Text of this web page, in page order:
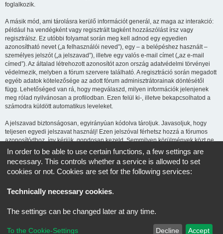
foglalkozik.
A másik mód, ami tárolásra kerülő információt generál, az maga az interakció:
például ha vendégként vagy regisztrált tagként hozzászólást írsz vagy
regisztrálsz. Ez utóbbi folyamat során meg kell adnod egy egyedien
azonosítható nevet („a felhasználói neved”), egy – a belépéshez használt –
személyes jelszót („a jelszavad”), illetve egy valós e-mail címet („az e-mail
címed”). Az általad létrehozott azonosítót azon ország adatvédelmi törvényei
védelmezik, melyben a fórum szervere található. A regisztráció során megadott
egyéb adatok kötelezősége az adott fórum adminisztrátorainak döntésétől
függ. Lehetőséged van rá, hogy megválaszd, milyen információk jelenjenek
meg rólad nyilvánosan a profilodban. Ezen felül ki-, illetve bekapcsolhatod a
számodra küldött automatikus leveleket.
A jelszavad biztonságosan, egyirányúan kódolva tároljuk. Javasoljuk, hogy
teljesen egyedi jelszavat használj! Ezen jelszóval férhetsz hozzá a fórumos
azonosítódhoz, így kérjük, gondosan kezeld. Semmilyen körülmények közt ne
add ki harmadik személynek, még ha az az oldal üzemeltetője is, vagy ha a
phpBB-vel kapcsolatban kérik! Amennyiben elfelejted a jelszavad, használd az
„Elfelejtettem a jelszavam” funkciót. A rendszer kérni fogja a felhasználóneved
és az e-mail címed, majd generálni fog egy új jelszót, így újra használhatod az
® Forum Software © phpBB Limited
Magyar fordítás ©
Magyar phpBB Közösség
In order to be able to use certain functions, a few settings are
necessary. This controls whether a service is allowed to set
cookies or not. Cookies are set for the following services:
Technically necessary cookies.
The settings can be changed later at any time.
To the Cookie-Settings Decline Accept